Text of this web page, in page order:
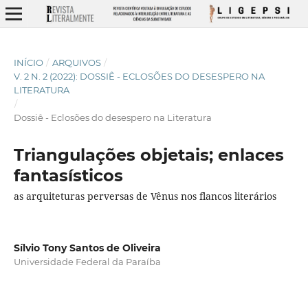
INÍCIO / ARQUIVOS /
V. 2 N. 2 (2022): DOSSIÊ - ECLOSÕES DO DESESPERO NA
LITERATURA
/
Dossiê - Eclosões do desespero na Literatura
Triangulações objetais; enlaces
fantasísticos
as arquiteturas perversas de Vênus nos flancos literários
Sílvio Tony Santos de Oliveira
Universidade Federal da Paraíba